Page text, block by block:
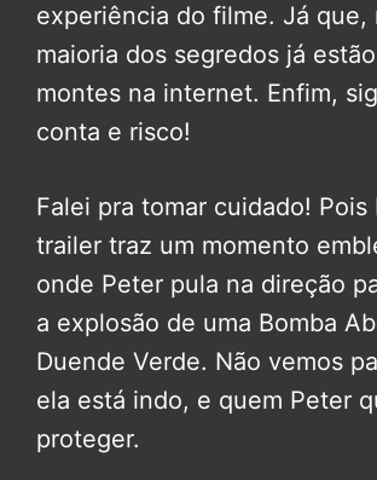
experiência do filme. Já que,
maioria dos segredos já
montes na internet. Enfim,
conta e risco!
Falei pra tomar cuidado! Pois
trailer traz um momento
onde Peter pula na direção
a explosão de uma Bomba
Duende Verde. Não vemos
ela está indo, e quem Peter
proteger.